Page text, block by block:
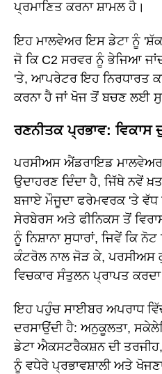
ਪ੍ਰਮਾਣਿਤ ਕਰਨਾ ਸ਼ਾਮਲ ਹੈ।
ਇਹ ਮਾਲਵੇਅਰ ਇਸ ਡੇਟਾ ਨੂੰ
ਜੋ ਕਿ C2 ਸਰਵਰ ਨੂੰ ਭੇਜਿਆ
'ਤੇ, ਆਪਰੇਟਰ ਇਹ ਨਿਰਧਾਰਤ
ਕਰਨਾ ਹੈ ਜਾਂ ਖੋਜ ਤੋਂ ਬਚਣ ਲਈ
ਰਣਨੀਤਕ ਪ੍ਰਭਾਵ: ਵਿਕਾਸ
ਪਰਸੀਅਸ ਐਂਡਰਾਇਡ ਮਾਲਵੇਅਰ
ਉਦਾਹਰਣ ਦਿੰਦਾ ਹੈ, ਜਿੱਥੇ ਨਵੇਂ
ਬਜਾਏ ਮੌਜੂਦਾ ਫਰੇਮਵਰਕ 'ਤੇ ਵੱਧ
ਸੇਰਬੇਰਸ ਅਤੇ ਫੀਨਿਕਸ ਤੋਂ
ਨੂੰ ਨਿਸ਼ਾਨਾ ਸੁਧਾਰਾਂ, ਜਿਵੇਂ ਕਿ
ਕੰਟਰੋਲ ਨਾਲ ਜੋੜ ਕੇ, ਪਰਸੀਅਸ
ਵਿਚਕਾਰ ਸੰਤੁਲਨ ਪ੍ਰਾਪਤ
ਇਹ ਪਹੁੰਚ ਸਾਈਬਰ ਅਪਰਾਧ
ਦਰਸਾਉਂਦੀ ਹੈ: ਅਨੁਕੂਲਤਾ,
ਡੇਟਾ ਐਕਸਟਰੈਕਸ਼ਨ ਦੀ
ਨੂੰ ਵਧੇਰੇ ਪ੍ਰਭਾਵਸ਼ਾਲੀ ਅਤੇ